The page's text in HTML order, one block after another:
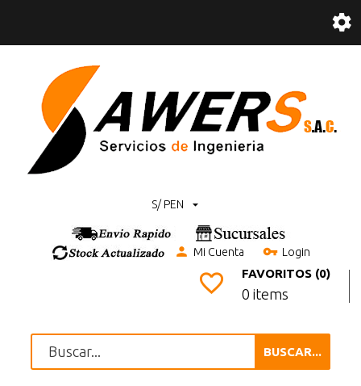
S/ PEN
Mi Cuenta Login
FAVORITOS (0)
0 items
BUSCAR...